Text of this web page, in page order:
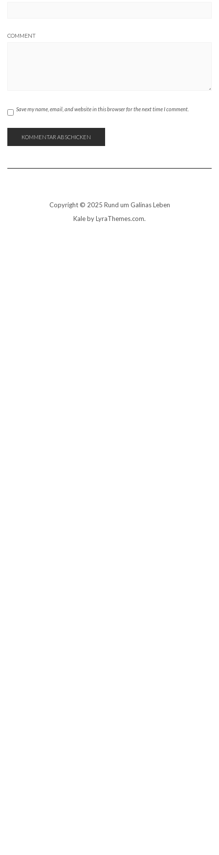
COMMENT
Save my name, email, and website in this browser for the next time I comment.
Copyright © 2025 Rund um Galinas Leben
Kaleby LyraThemes.com.